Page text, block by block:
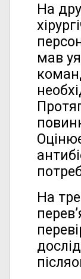
На
мав
На